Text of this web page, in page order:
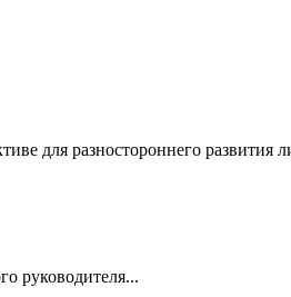
для разностороннего развития
руководителя...